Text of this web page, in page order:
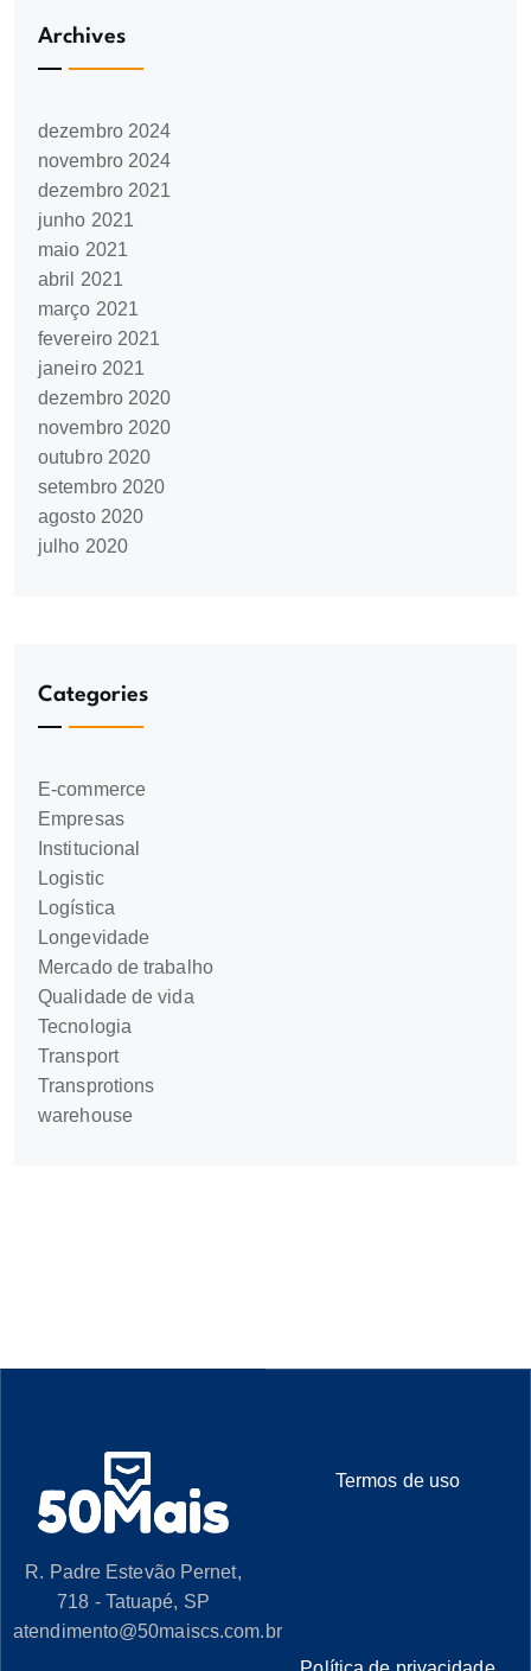
Archives
dezembro 2024
novembro 2024
dezembro 2021
junho 2021
maio 2021
abril 2021
março 2021
fevereiro 2021
janeiro 2021
dezembro 2020
novembro 2020
outubro 2020
setembro 2020
agosto 2020
julho 2020
Categories
E-commerce
Empresas
Institucional
Logistic
Logística
Longevidade
Mercado de trabalho
Qualidade de vida
Tecnologia
Transport
Transprotions
warehouse
R. Padre Estevão Pernet,
718 - Tatuapé, SP
atendimento@50maiscs.com.br
Termos de uso